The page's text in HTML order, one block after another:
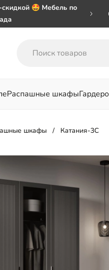
🤩 Мебель по
переехал на номер
Распашные шкафы
Для спальни
шкафы Катания-3С